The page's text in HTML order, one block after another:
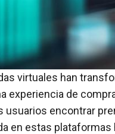
virtuales han
experiencia de
usuarios encontrar
en estas